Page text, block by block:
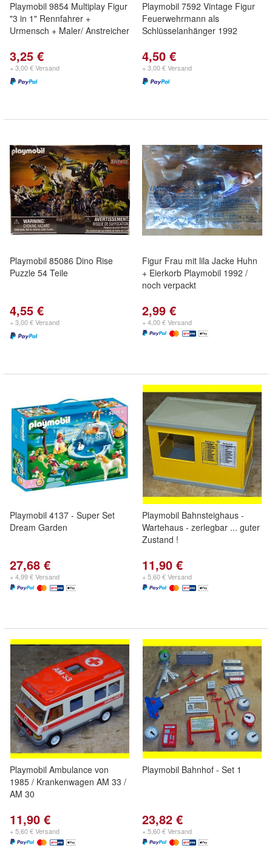
Playmobil 9854 Multiplay Figur
"3 in 1" Rennfahrer +
Urmensch + Maler/ Anstreicher
3,25 €
+ 3,00 € Versand
Playmobil 7592 Vintage Figur
Feuerwehrmann als
Schlüsselanhänger 1992
4,50 €
+ 3,00 € Versand
Playmobil 85086 Dino Rise
Puzzle 54 Teile
4,55 €
+ 3,00 € Versand
Figur Frau mit lila Jacke Huhn
+ Eierkorb Playmobil 1992 /
noch verpackt
2,99 €
+ 4,00 € Versand
Playmobil 4137 - Super Set
Dream Garden
27,68 €
+ 4,99 € Versand
Playmobil Bahnsteighaus -
Wartehaus - zerlegbar ... guter
Zustand !
11,90 €
+ 5,60 € Versand
Playmobil Ambulance von
1985 / Krankenwagen AM 33 /
AM 30
11,90 €
+ 5,60 € Versand
Playmobil Bahnhof - Set 1
23,82 €
+ 5,60 € Versand